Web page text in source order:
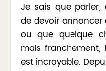
Je sais que parler,
de devoir annoncer
ou que quelque
mais franchement,
est incroyable.